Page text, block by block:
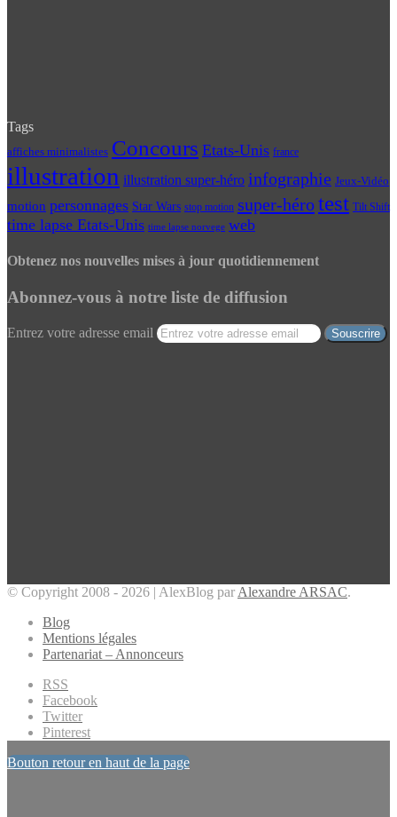
Tags
affiches minimalistes Concours Etats-Unis france
illustration illustration super-héro infographie Jeux-Vidéo
motion personnages Star Wars stop motion super-hérotest Tilt Shift
time lapse Etats-Unis time lapse norvege web
Obtenez nos nouvelles mises à jour quotidiennement
Abonnez-vous à notre liste de diffusion
Entrez votre adresse email
© Copyright 2008 - 2026 | AlexBlog par Alexandre ARSAC.
Blog
Mentions légales
Partenariat – Annonceurs
RSS
Facebook
Twitter
Pinterest
Bouton retour en haut de la page